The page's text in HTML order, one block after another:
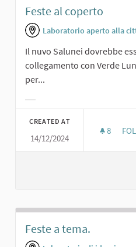
Feste al coperto
Laboratorio aperto alla
Il nuvo Salunei dovrebbe
collegamento con Verde
per...
CREATED AT
14/12/2024
8 8
Feste a tema.